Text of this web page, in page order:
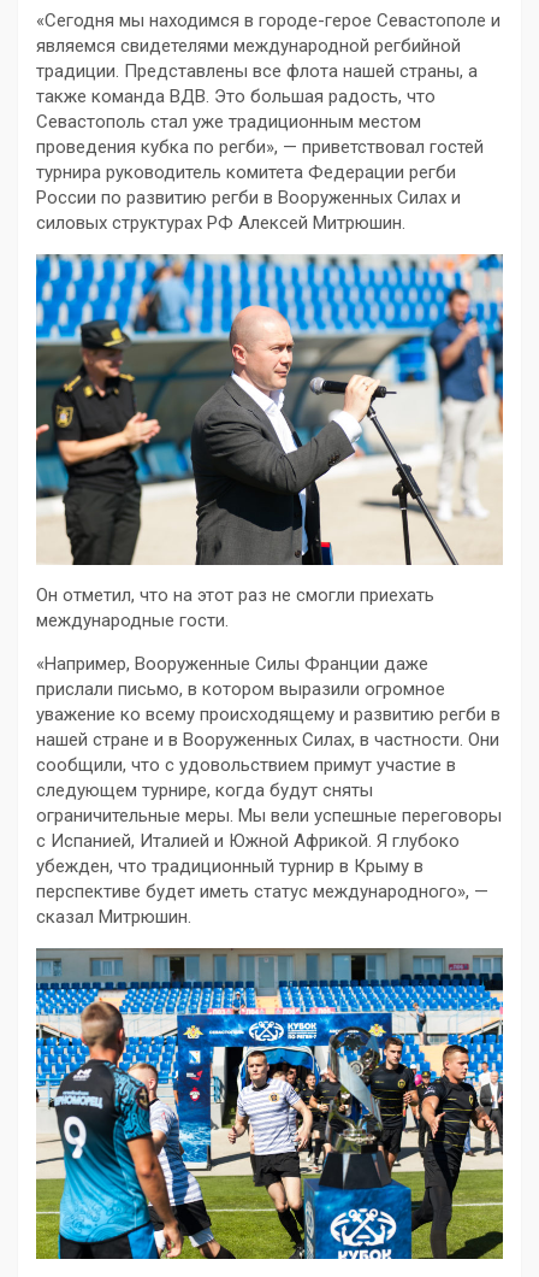
«Сегодня мы находимся в городе-герое Севастополе и
являемся свидетелями международной регбийной
традиции. Представлены все флота нашей страны, а
также команда ВДВ. Это большая радость, что
Севастополь стал уже традиционным местом
проведения кубка по регби», — приветствовал гостей
турнира руководитель комитета Федерации регби
России по развитию регби в Вооруженных Силах и
силовых структурах РФ Алексей Митрюшин.
Он отметил, что на этот раз не смогли приехать
международные гости.
«Например, Вооруженные Силы Франции даже
прислали письмо, в котором выразили огромное
уважение ко всему происходящему и развитию регби в
нашей стране и в Вооруженных Силах, в частности. Они
сообщили, что с удовольствием примут участие в
следующем турнире, когда будут сняты
ограничительные меры. Мы вели успешные переговоры
с Испанией, Италией и Южной Африкой. Я глубоко
убежден, что традиционный турнир в Крыму в
перспективе будет иметь статус международного», —
сказал Митрюшин.